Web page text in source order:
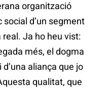
organització
d’un segment
Ja ho heu vist:
més, el dogma
aliança que jo
qualitat, que